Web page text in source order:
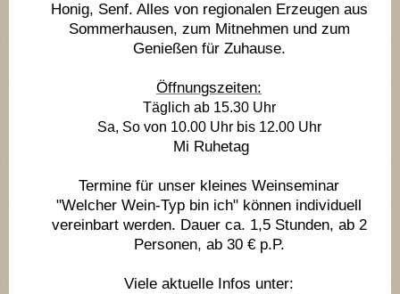
Honig, Senf. Alles von regionalen Erzeugen aus
Sommerhausen, zum Mitnehmen und zum
Genießen für Zuhause.
Öffnungszeiten:
Täglich ab 15.30 Uhr
Sa, So von 10.00 Uhr bis 12.00 Uhr
Mi Ruhetag
Termine für unser kleines Weinseminar
"Welcher Wein-Typ bin ich" können individuell
vereinbart werden. Dauer ca. 1,5 Stunden, ab 2
Personen, ab 30 € p.P.
Viele aktuelle Infos unter: